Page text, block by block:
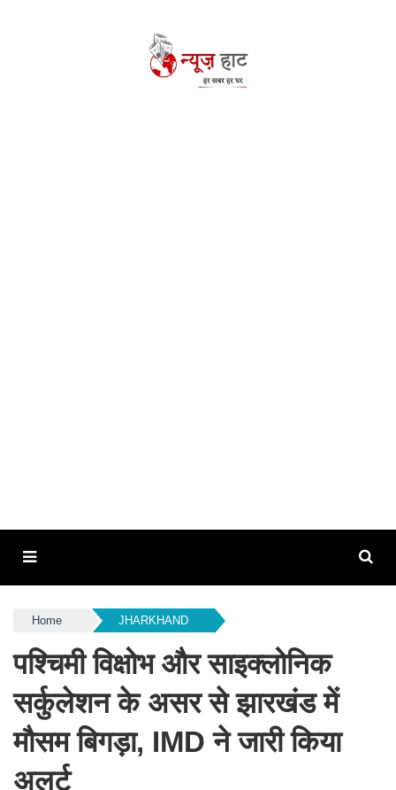
Home JHARKHAND
पश्चिमी विक्षोभ और साइक्लोनिक
सर्कुलेशन के असर से झारखंड में
मौसम बिगड़ा, IMD ने जारी किया
अलर्ट